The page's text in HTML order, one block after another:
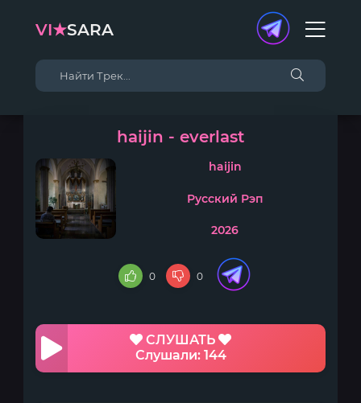
VI★SARA
haijin - everlast
haijin
Русский Рэп
2026
0 0
СЛУШАТЬ
Слушали: 144